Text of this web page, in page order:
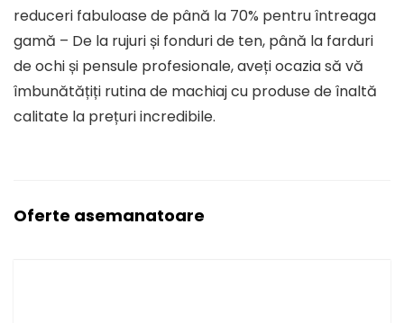
reduceri fabuloase de până la 70% pentru întreaga
gamă – De la rujuri și fonduri de ten, până la farduri
de ochi și pensule profesionale, aveți ocazia să vă
îmbunătățiți rutina de machiaj cu produse de înaltă
calitate la prețuri incredibile.
Oferte asemanatoare